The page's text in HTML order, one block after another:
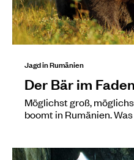
Jagd in Rumänien
Der Bär im
Möglichst groß,
boomt in Rumänien.